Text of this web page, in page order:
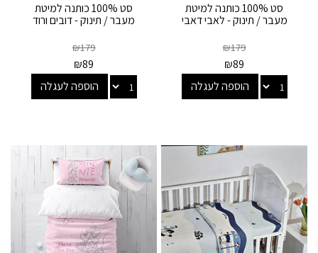
סט 100% כותנה למיטת
מעבר / תינוק - לאבי דאבי
₪179
₪89
הוספה לעגלה
סט 100% כותנה למיטת
מעבר / תינוק - דובים ורוד
₪179
₪89
הוספה לעגלה